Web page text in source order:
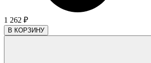
1 262 ₽
В КОРЗИНУ